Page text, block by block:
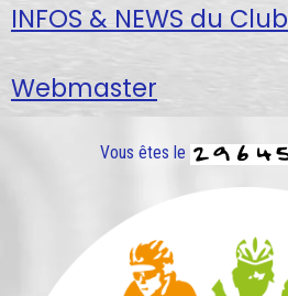
INFOS & NEWS du Club
Webmaster
Vous êtes le